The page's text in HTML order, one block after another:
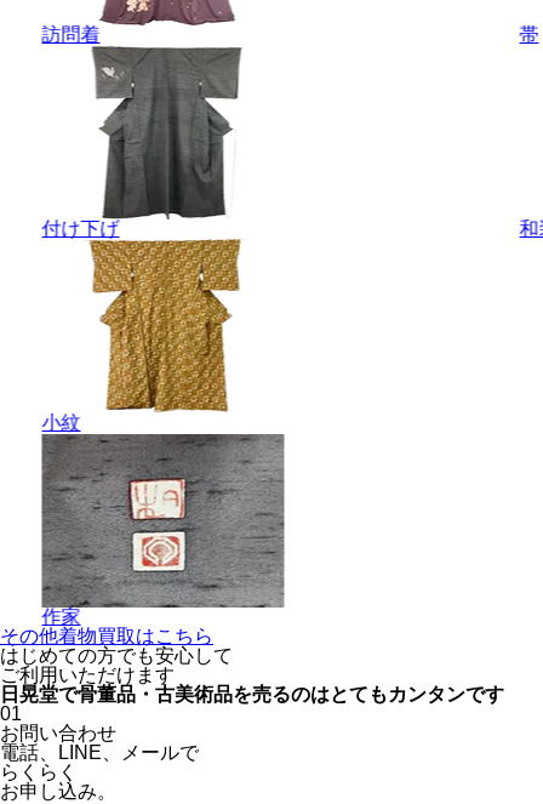
訪問着
付け下げ
小紋
作家
帯
和
その他着物買取はこちら
はじめての方でも安心して
ご利用いただけます
日晃堂で骨董品・古美術品を売るのはとても カンタンです
01
お問い合わせ
電話、
LINE、
メールで
らくらく
お申し込み。